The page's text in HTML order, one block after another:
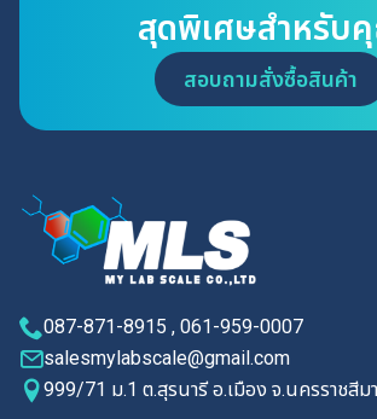
สุดพิเศษสำหรับ
สอบถามสั่งซื้อสินค้า
087-871-8915 , 061-959-0007
salesmylabscale@gmail.com
999/71 ม.1 ต.สุรนารี อ.เมือง จ.นครราชสีม